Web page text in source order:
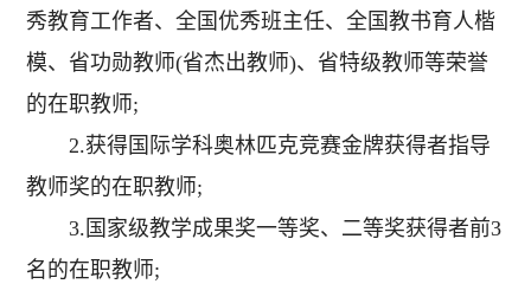
秀教育工作者、全国优秀班主任、全国教书育人楷
模、省功勋教师(省杰出教师)、省特级教师等荣誉
的在职教师;
2.获得国际学科奥林匹克竞赛金牌获得者指导
教师奖的在职教师;
3.国家级教学成果奖一等奖、二等奖获得者前3
名的在职教师;